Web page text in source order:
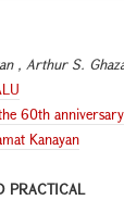
, Arthur S.
60th
Kanayan
PRACTICAL